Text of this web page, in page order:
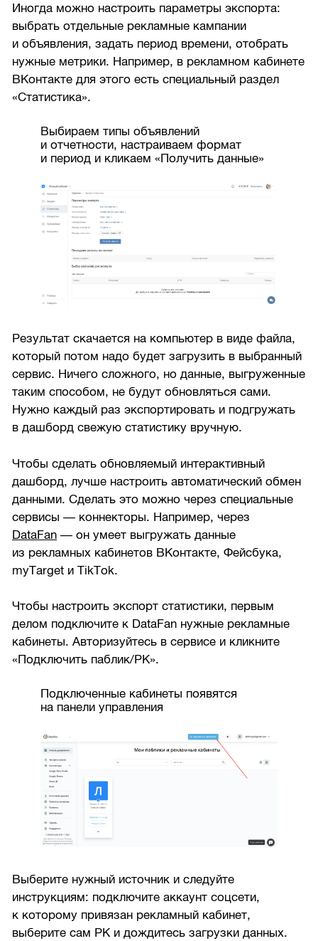
Иногда можно настроить параметры экспорта:
выбрать отдельные рекламные кампании
и объявления, задать период времени, отобрать
нужные метрики. Например, в рекламном кабинете
ВКонтакте для этого есть специальный раздел
«Статистика».
Выбираем типы объявлений
и отчетности, настраиваем формат
и период и кликаем «Получить данные»
Результат скачается на компьютер в виде файла,
который потом надо будет загрузить в выбранный
сервис. Ничего сложного, но данные, выгруженные
таким способом, не будут обновляться сами.
Нужно каждый раз экспортировать и подгружать
в дашборд свежую статистику вручную.
Чтобы сделать обновляемый интерактивный
дашборд, лучше настроить автоматический обмен
данными. Сделать это можно через специальные
сервисы — коннекторы. Например, через
DataFan — он умеет выгружать данные
из рекламных кабинетов ВКонтакте, Фейсбука,
myTarget и TikTok.
Чтобы настроить экспорт статистики, первым
делом подключите к DataFan нужные рекламные
кабинеты. Авторизуйтесь в сервисе и кликните
«Подключить паблик/РК».
Подключенные кабинеты появятся
на панели управления
Выберите нужный источник и следуйте
инструкциям: подключите аккаунт соцсети,
к которому привязан рекламный кабинет,
выберите сам РК и дождитесь загрузки данных.